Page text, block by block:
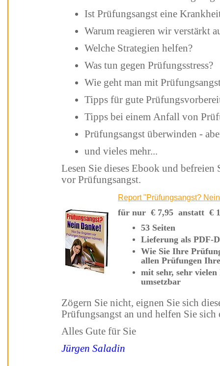
Ist Prüfungsangst eine
Warum reagieren wir
Welche Strategien helfen?
Was tun gegen Prüfungsstress?
Wie geht man mit
Tipps für gute
Tipps bei einem Anfall von
Prüfungsangst überwinden
und vieles mehr...
Lesen Sie dieses Ebook und befreien Sie sich selbst oder liebe Angehörige
vor Prüfungsangst.
für nur € 7,95 anstatt €
53 Seiten
Lieferung
Wie Sie Ihre Prüfungsangst
allen
mit sehr, sehr vielen hilfreichen Tipps und Strategien - sofort
umsetzbar
Zögern Sie nicht, eignen Sie sich diese bewährten Tipps gegen
Prüfungsangst
Alles Gute für Sie
Jürgen Saladin